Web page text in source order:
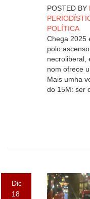
POSTED BY
POLÍTICA
Chega 2025
polo
necroliberal,
nom ofrece
Mais umha
do 15M: ser
Dic
18